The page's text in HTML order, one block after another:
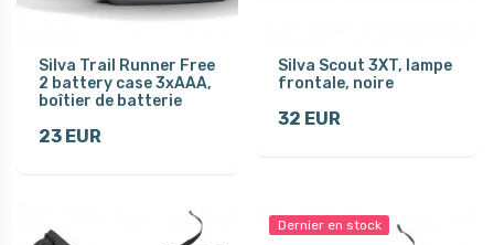
Silva Trail Runner Free
2 battery case 3xAAA,
boîtier de batterie
23 EUR
Silva Scout 3XT, lampe
frontale, noire
32 EUR
Dernier en stock